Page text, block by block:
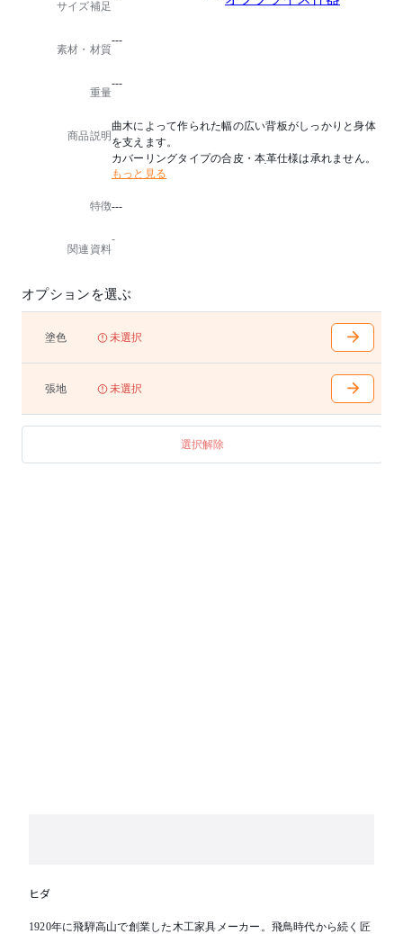
サイズ補足
素材・材質
---
重量
---
商品説明
曲木によって作られた幅の広い背板がしっかりと身体
を支えます。
カバーリングタイプの合皮・本ַ革仕様は承れません。
もっと見る
特徴---
関連資料
-
オプションを選ぶ
塗色 未選択
張地 未選択
選択解除
ヒダ
1920年に飛騨高山で創業した木工家具メーカー。飛鳥時代から続く匠